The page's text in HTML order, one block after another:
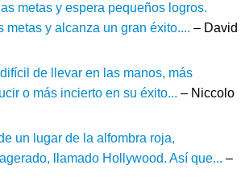
metas y espera pequeños logros.
metas y alcanza un gran éxito.... – David
de llevar en las manos, más
o más incierto en su éxito... – Niccolo
un lugar de la alfombra roja,
llamado Hollywood. Así que... –